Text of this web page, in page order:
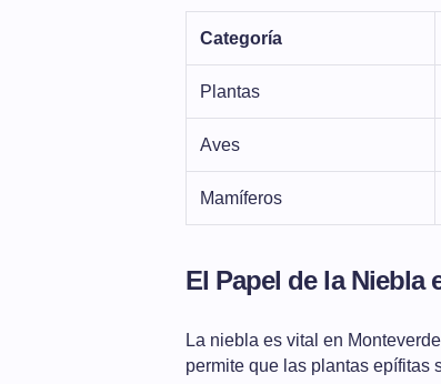
Categoría
Plantas
Aves
Mamíferos
El Papel de la Niebla
La niebla es vital en
permite que las plantas epífitas